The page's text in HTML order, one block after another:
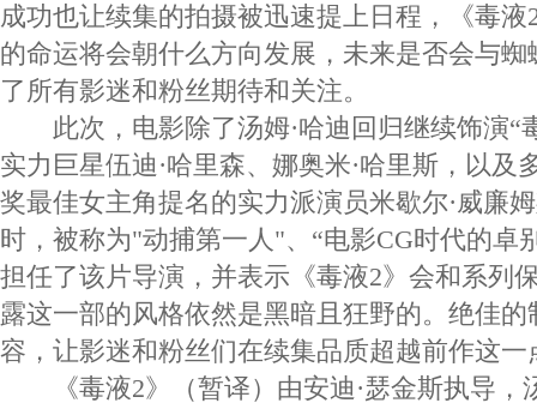
成功也让续集的拍摄被迅速提上日程，《毒
的命运将会朝什么方向发展，未来是否会与
了所有影迷和粉丝期待和关注。
此次，电影除了汤姆·哈迪回归继续饰演“
实力巨星伍迪·哈里森、娜奥米·哈里斯，以及
奖最佳女主角提名的实力派演员米歇尔·威廉
时，被称为"动捕第一人"、“电影CG时代的卓
担任了该片导演，并表示《毒液2》会和系列
露这一部的风格依然是黑暗且狂野的。绝佳
容，让影迷和粉丝们在续集品质超越前作这一
《毒液2》（暂译）由安迪·瑟金斯执导，